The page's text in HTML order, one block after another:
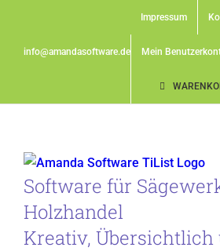
contentinfo@amandasoftware.de
Impressum
Mein
Software für
Holzhandel
Kreativ, Übersichtlich